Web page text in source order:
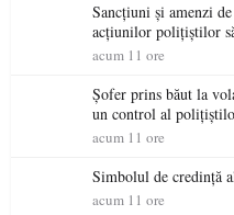
Sancțiuni și amenzi
acțiunilor polițiștilor
acum 11 ore
Șofer prins băut la
un control al
acum 11 ore
Simbolul de credinţă
acum 11 ore